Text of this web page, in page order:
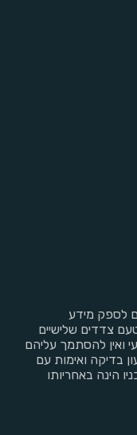
לספק מידע
צדדים שלישיים
ואין להסתמך עליהם
בדיקה ואימות עם
הינה באחריותו